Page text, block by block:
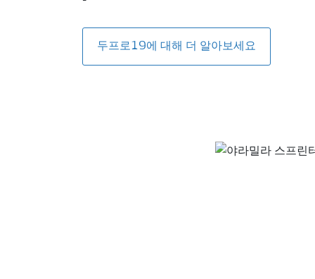
두프로19에 대해 더 알아보세요